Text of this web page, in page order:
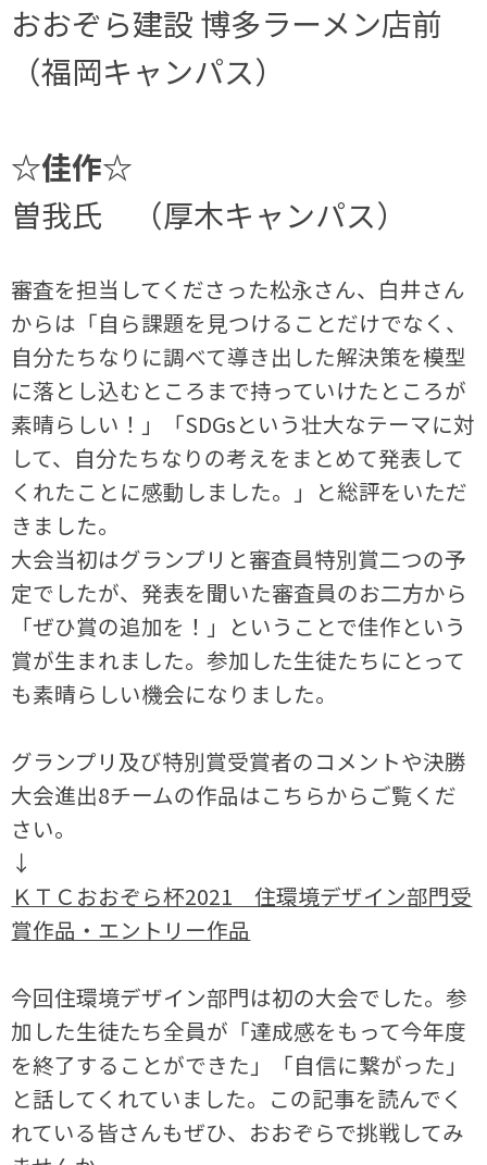
おおぞら建設 博多ラーメン店前
（福岡キャンパス）
☆佳作☆
曽我氏 （厚木キャンパス）
審査を担当してくださった松永さん、白井さん
からは「自ら課題を見つけることだけでなく、
自分たちなりに調べて導き出した解決策を模型
に落とし込むところまで持っていけたところが
素晴らしい！」「SDGsという壮大なテーマに対
して、自分たちなりの考えをまとめて発表して
くれたことに感動しました。」と総評をいただ
きました。
大会当初はグランプリと審査員特別賞二つの予
定でしたが、発表を聞いた審査員のお二方から
「ぜひ賞の追加を！」ということで佳作という
賞が生まれました。参加した生徒たちにとって
も素晴らしい機会になりました。
グランプリ及び特別賞受賞者のコメントや決勝
大会進出8チームの作品はこちらからご覧くだ
さい。
↓
ＫＴＣおおぞら杯2021 住環境デザイン部門受
賞作品・エントリー作品
今回住環境デザイン部門は初の大会でした。参
加した生徒たち全員が「達成感をもって今年度
を終了することができた」「自信に繋がった」
と話してくれていました。この記事を読んでく
れている皆さんもぜひ、おおぞらで挑戦してみ